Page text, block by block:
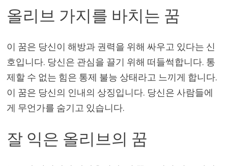
올리브 가지를 바치는 꿈
이 꿈은 당신이 해방과 권력을 위해 싸우고 있다는 신
호입니다. 당신은 관심을 끌기 위해 떠들썩합니다. 통
제할 수 없는 힘은 통제 불능 상태라고 느끼게 합니다.
이 꿈은 당신의 인내의 상징입니다. 당신은 사람들에
게 무언가를 숨기고 있습니다.
잘 익은 올리브의 꿈